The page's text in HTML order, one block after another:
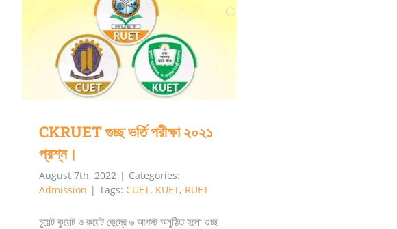
KUET
CKRUET গুচ্ছ ভর্তি পরীক্ষা ২০২১ প্রশ্ন।
CKRUET গুচ্ছ ভর্তি পরীক্ষা ২০২১
প্রশ্ন।
August 7th, 2022 | Categories:
Admission | Tags: CUET, KUET, RUET
চুয়েট কুয়েট ও রুয়েট কেন্দ্রে ৬ আগস্ট অনুষ্ঠিত হলো গুচ্ছ